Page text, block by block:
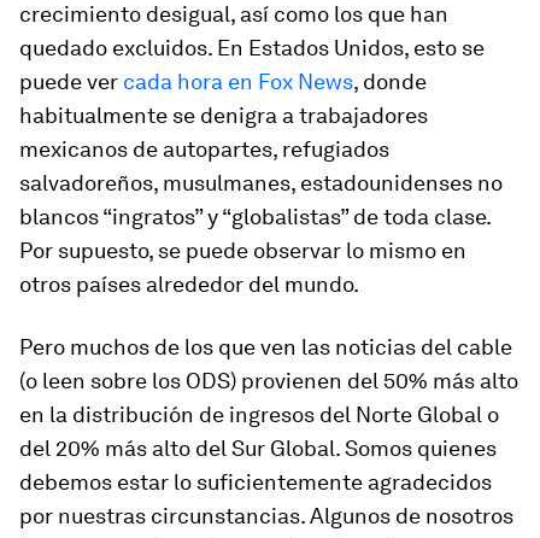
crecimiento desigual, así como los que han
quedado excluidos. En Estados Unidos, esto se
puede ver cada hora en Fox News, donde
habitualmente se denigra a trabajadores
mexicanos de autopartes, refugiados
salvadoreños, musulmanes, estadounidenses no
blancos “ingratos” y “globalistas” de toda clase.
Por supuesto, se puede observar lo mismo en
otros países alrededor del mundo.
Pero muchos de los que ven las noticias del cable
(o leen sobre los ODS) provienen del 50% más alto
en la distribución de ingresos del Norte Global o
del 20% más alto del Sur Global. Somos quienes
debemos estar lo suficientemente agradecidos
por nuestras circunstancias. Algunos de nosotros